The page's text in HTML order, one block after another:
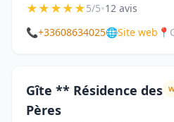
★★★★★5/5•12 avis
📞+33608634025🌐Site web 📍
Gîte ** Résidence des
Pères